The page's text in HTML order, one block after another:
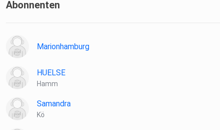
Abonnenten
Marionhamburg
HUELSE
Hamm
Samandra
Kö